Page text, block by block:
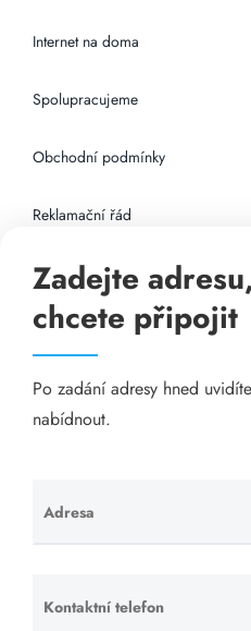
Internet na doma
Spolupracujeme
Obchodní podmínky
Reklamační řád
Připojení k internetu
Odkazy
Katalog A-seznam.cz
Visací zámky - TOKOZ
Zadejte
chcete připojit
Po zadání adresy hned
nabídnout.
Adresa
Ponechte
toto pole
Kontaktní telefon
Ponechte